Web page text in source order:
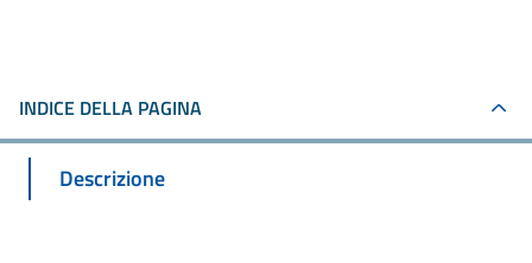
INDICE DELLA PAGINA
Descrizione